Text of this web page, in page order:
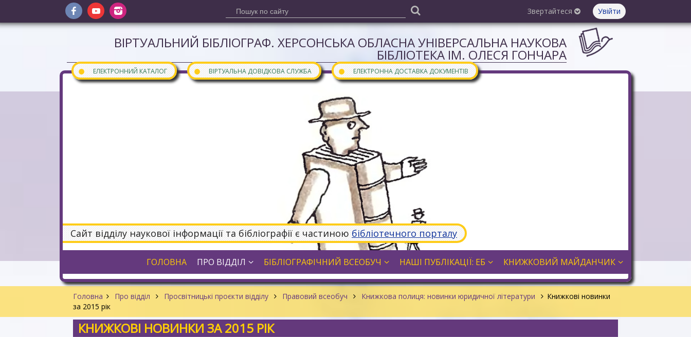
Звертайтеся Увійти
ВІРТУАЛЬНИЙ БІБЛІОГРАФ. ХЕРСОНСЬКА ОБЛАСНА УНІВЕРСАЛЬНА НАУКОВА
БІБЛІОТЕКА ІМ. ОЛЕСЯ ГОНЧАРА
● ЕЛЕКТРОННИЙ КАТАЛОГ ● ВІРТУАЛЬНА ДОВІДКОВА СЛУЖБА ● ЕЛЕКТРОННА ДОСТАВКА ДОКУМЕНТІВ
Сайт відділу наукової інформації та бібліографії є частиною бібліотечного порталу
ГОЛОВНА ПРО ВІДДІЛ БІБЛІОГРАФІЧНИЙ ВСЕОБУЧ НАШІ ПУБЛІКАЦІЇ: ЕБ КНИЖКОВИЙ МАЙДАНЧИК
Головна Про відділ Просвітницькі проєкти відділу Правовий всеобуч Книжкова полиця: новинки юридичної літератури
Книжкові новинки
за 2015 рік
КНИЖКОВІ НОВИНКИ ЗА 2015 РІК